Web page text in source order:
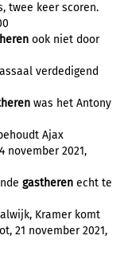
twee keer scoren.
ook niet door
verdedigend
was het Antony
Ajax
november 2021,
gastheren echt te
Kramer komt
21 november 2021,